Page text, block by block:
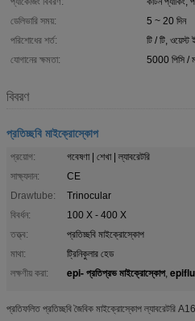
ডেলিভারি সময়:
5 ~ 20 দিন
পরিশোধের শর্ত:
টি / টি, ওয়েস্ট
যোগানের ক্ষমতা:
5000 পিসি /
বিবরণ
প্রতিচ্ছবি মাইক্রোস্কোপ
প্রয়োগ:
গবেষণা | শেখা | ল্যাবরেটরি
সাক্ষ্যদান:
CE
Drawtube:
Trinocular
বিবর্ধন:
100 X - 400 X
তত্ত্ব:
প্রতিচ্ছবি মাইক্রোস্কোপ
মাথা:
ট্রিনিকুলার হেড
লক্ষণীয় করা:
epi- প্রতিপ্রভ মাইক্রোস্কোপ,
প্রতিফলিত প্রতিচ্ছবি জৈবিক মাইক্রোস্কোপ ল্যাবরেটরি